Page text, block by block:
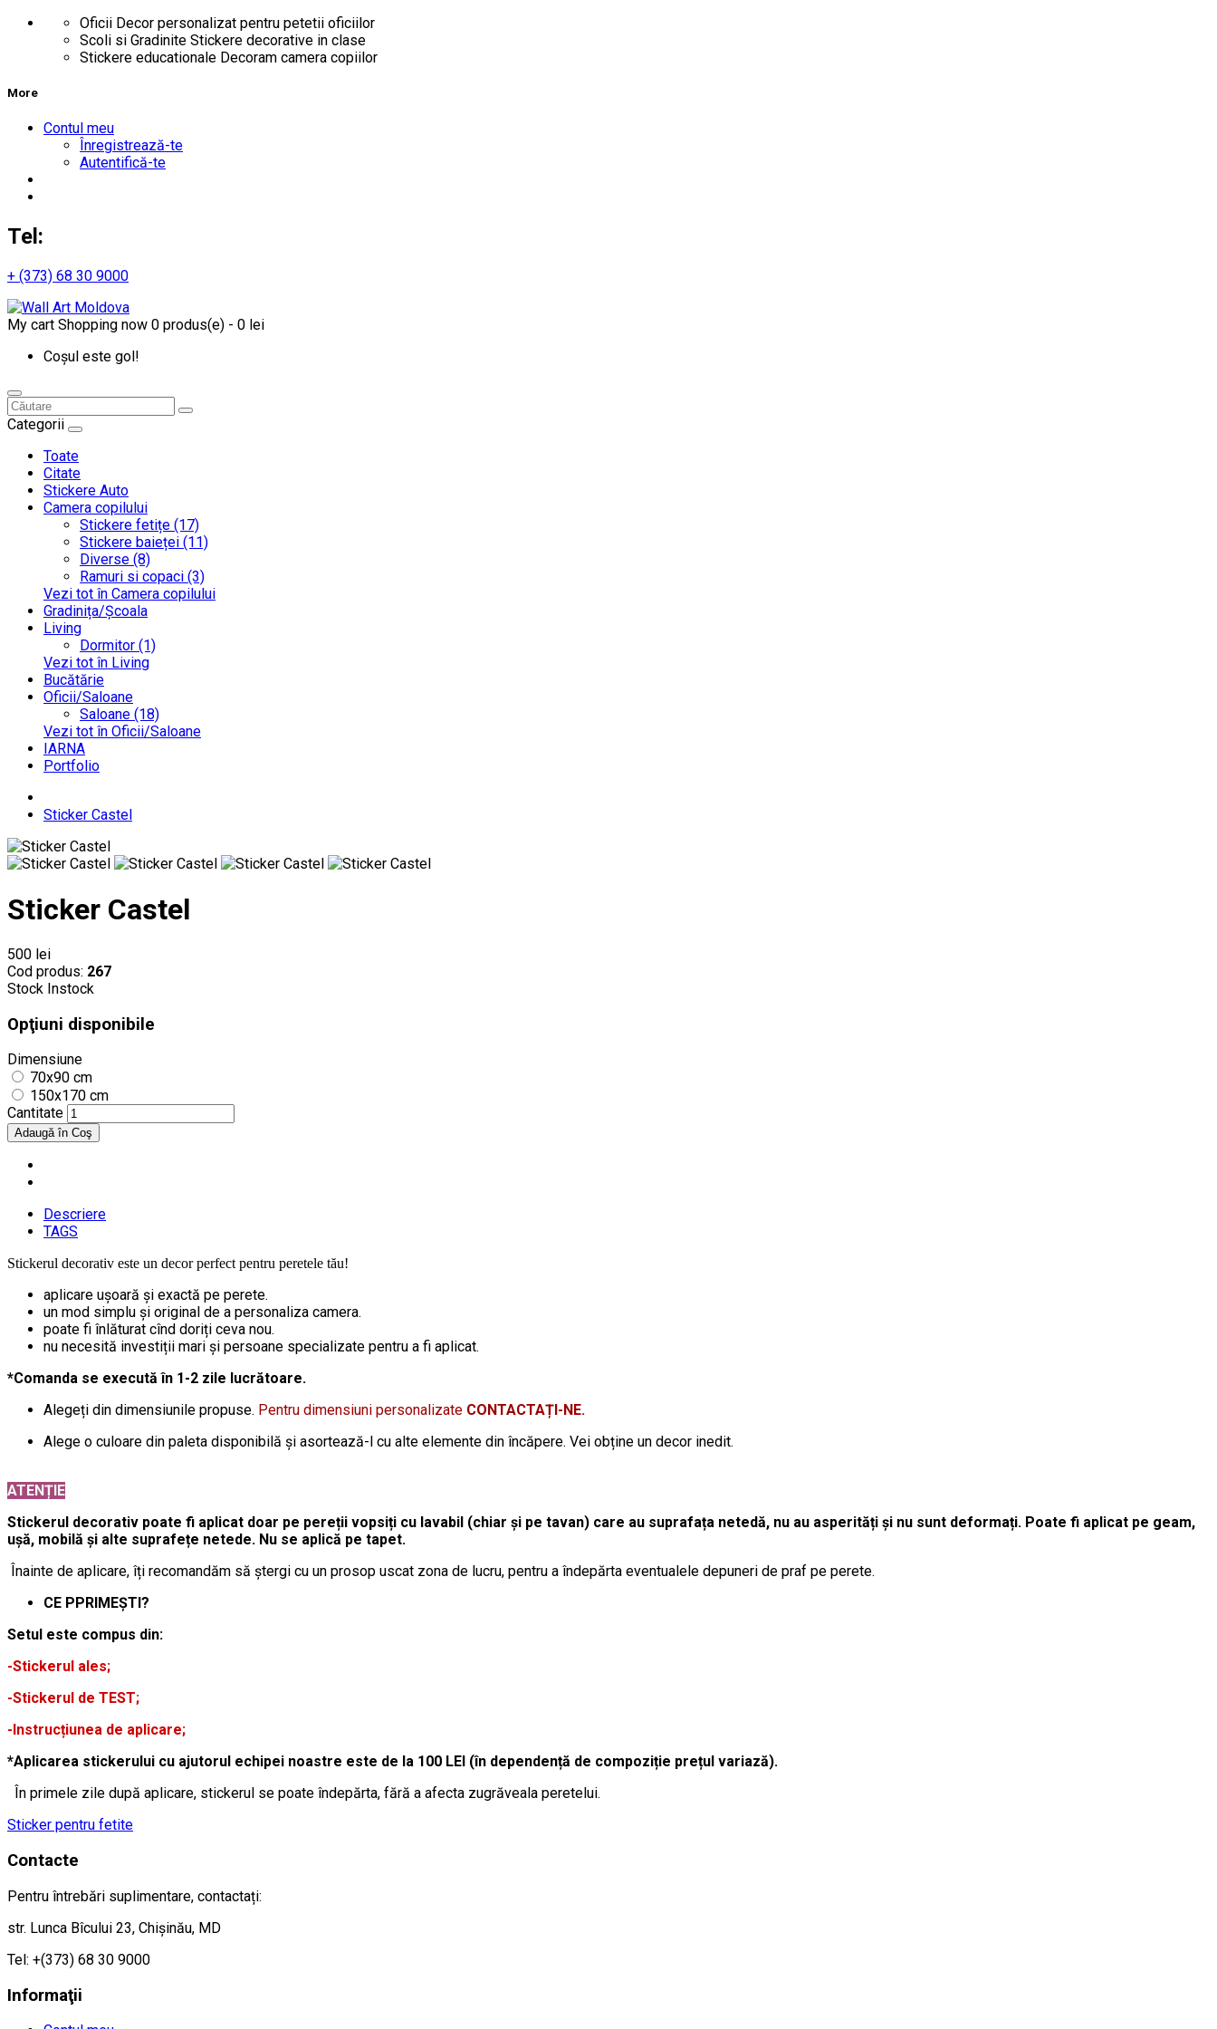
Oficii Decor personalizat pentru petetii oficiilor
Scoli si Gradinite Stickere decorative in clase
Stickere educationale Decoram camera copiilor
More
Contul meu
Înregistrează-te
Autentifică-te
Tel:
+ (373) 68 30 9000
My cart Shopping now 0 produs(e) - 0 lei
Coșul este gol!
Categorii
Toate
Citate
Stickere Auto
Camera copilului
Stickere fetițe (17)
Stickere baieței (11)
Diverse (8)
Ramuri si copaci (3)
Vezi tot în Camera copilului
Gradinița/Școala
Living
Dormitor (1)
Vezi tot în Living
Bucătărie
Oficii/Saloane
Saloane (18)
Vezi tot în Oficii/Saloane
IARNA
Portfolio
Sticker Castel
Sticker Castel
500 lei
Cod produs: 267
Stock Instock
Opţiuni disponibile
Dimensiune
70x90 cm
150x170 cm
Cantitate
Descriere
TAGS
Stickerul decorativ este un decor perfect pentru peretele tău!
aplicare ușoară și exactă pe perete.
un mod simplu și original de a personaliza camera.
poate fi înlăturat cînd doriți ceva nou.
nu necesită investiții mari și persoane specializate pentru a fi aplicat.
*Comanda se execută în 1-2 zile lucrătoare.
Alegeți din dimensiunile propuse. Pentru dimensiuni personalizate CONTACTAȚI-NE.
Alege o culoare din paleta disponibilă și asortează-l cu alte elemente din încăpere. Vei obține un decor inedit.
ATENȚIE
Stickerul decorativ poate fi aplicat doar pe pereții vopsiți cu lavabil (chiar și pe tavan) care au suprafața netedă, nu au asperități și nu sunt deformați. Poate fi aplicat pe geam,
ușă, mobilă și alte suprafețe netede. Nu se aplică pe tapet.
Înainte de aplicare, îți recomandăm să ștergi cu un prosop uscat zona de lucru, pentru a îndepărta eventualele depuneri de praf pe perete.
CE PPRIMEȘTI?
Setul este compus din:
-Stickerul ales;
-Stickerul de TEST;
-Instrucțiunea de aplicare;
*Aplicarea stickerului cu ajutorul echipei noastre este de la 100 LEI (în dependență de compoziție prețul variază).
În primele zile după aplicare, stickerul se poate îndepărta, fără a afecta zugrăveala peretelui.
Sticker pentru fetite
Contacte
Pentru întrebări suplimentare, contactați:
str. Lunca Bîcului 23, Chișinău, MD
Tel: +(373) 68 30 9000
Informaţii